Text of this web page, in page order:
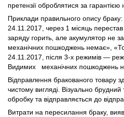
претензії оброблятися за гарантією
Приклади правильного опису
24.11.2017, через 1 місяць
заряду горить, але акумулятор не
механічних пошкоджень немає»,
24.11.2017, після 3-х режимів —
Видимих механічних пошкоджень
Відправлення бракованого товару
чистому вигляді. Візуально
обробку та відправляється до
Витрати на пересилання браку,